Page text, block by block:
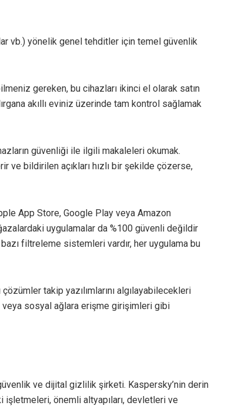
vb.) yönelik genel tehditler için temel güvenlik
gereken, bu cihazları ikinci el olarak satın
akıllı eviniz üzerinde tam kontrol sağlamak
güvenliği ile ilgili makaleleri okumak.
ve bildirilen açıkları hızlı bir şekilde çözerse,
App Store, Google Play veya Amazon
uygulamalar da %100 güvenli değildir
filtreleme sistemleri vardır, her uygulama bu
takip yazılımlarını algılayabilecekleri
veya sosyal ağlara erişme girişimleri gibi
ve dijital gizlilik şirketi. Kaspersky’nin derin
işletmeleri, önemli altyapıları, devletleri ve